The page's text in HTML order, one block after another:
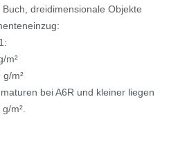
dreidimensionale Objekte
m²
g/m²
bei A6R und kleiner liegen
m².